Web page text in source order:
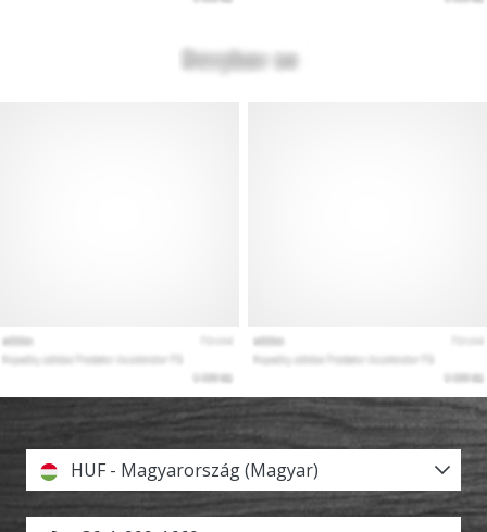
HUF - Magyarország (Magyar)